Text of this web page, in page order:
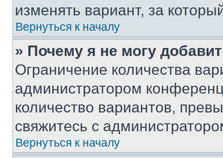
изменять вариант, за
Вернуться к началу
» Почему я не могу
Ограничение количества
администратором
количество вариантов,
свяжитесь с
Вернуться к началу